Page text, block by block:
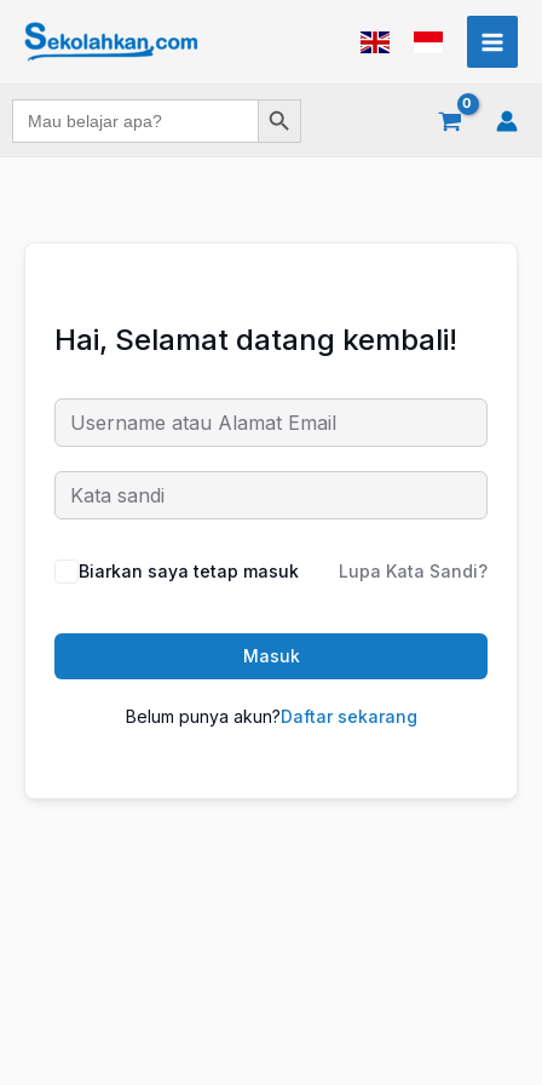
Search
for:
Search Button
Hai, Selamat datang kembali!
Biarkan saya tetap masuk Lupa Kata Sandi?
Masuk
Belum punya akun?Daftar sekarang